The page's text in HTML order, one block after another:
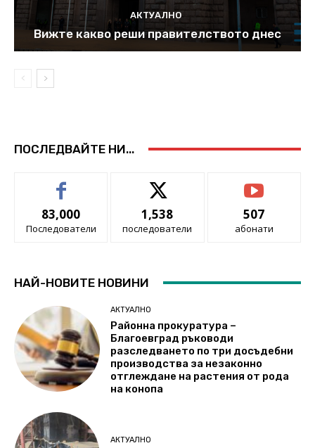
АКТУАЛНО
Вижте какво реши правителството днес
ПОСЛЕДВАЙТЕ НИ...
83,000
Последователи
1,538
последователи
507
абонати
НАЙ-НОВИТЕ НОВИНИ
АКТУАЛНО
Районна прокуратура –
Благоевград ръководи
разследването по три досъдебни
производства за незаконно
отглеждане на растения от рода
на конопа
АКТУАЛНО